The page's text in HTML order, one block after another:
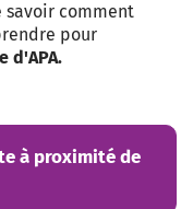
comment
pour
d'APA.
à proximité de